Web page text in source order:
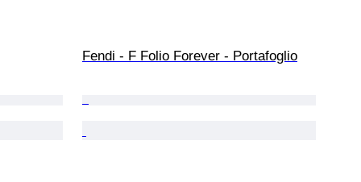
Fendi - F Folio Forever - Portafoglio